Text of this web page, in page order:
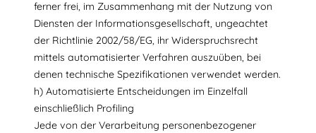
ferner frei, im Zusammenhang mit der Nutzung von
Diensten der Informationsgesellschaft, ungeachtet
der Richtlinie 2002/58/EG, ihr Widerspruchsrecht
mittels automatisierter Verfahren auszuüben, bei
denen technische Spezifikationen verwendet werden.
h) Automatisierte Entscheidungen im Einzelfall
einschließlich Profiling
Jede von der Verarbeitung personenbezogener